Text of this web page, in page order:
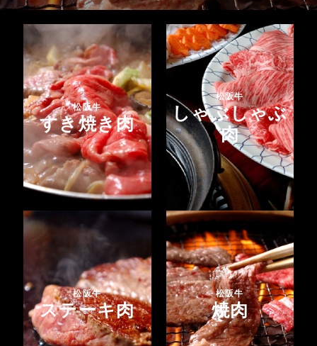
松阪牛
すき焼き肉
松阪牛
しゃぶしゃぶ
肉
松阪牛
ステーキ肉
松阪牛
焼肉